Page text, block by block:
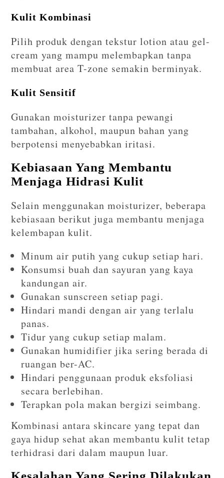
Kulit Kombinasi
Pilih produk dengan tekstur lotion atau gel-
cream yang mampu melembapkan tanpa
membuat area T-zone semakin berminyak.
Kulit Sensitif
Gunakan moisturizer tanpa pewangi
tambahan, alkohol, maupun bahan yang
berpotensi menyebabkan iritasi.
Kebiasaan Yang Membantu
Menjaga Hidrasi Kulit
Selain menggunakan moisturizer, beberapa
kebiasaan berikut juga membantu menjaga
kelembapan kulit.
Minum air putih yang cukup setiap hari.
Konsumsi buah dan sayuran yang kaya
kandungan air.
Gunakan sunscreen setiap pagi.
Hindari mandi dengan air yang terlalu
panas.
Tidur yang cukup setiap malam.
Gunakan humidifier jika sering berada di
ruangan ber-AC.
Hindari penggunaan produk eksfoliasi
secara berlebihan.
Terapkan pola makan bergizi seimbang.
Kombinasi antara skincare yang tepat dan
gaya hidup sehat akan membantu kulit tetap
terhidrasi dari dalam maupun luar.